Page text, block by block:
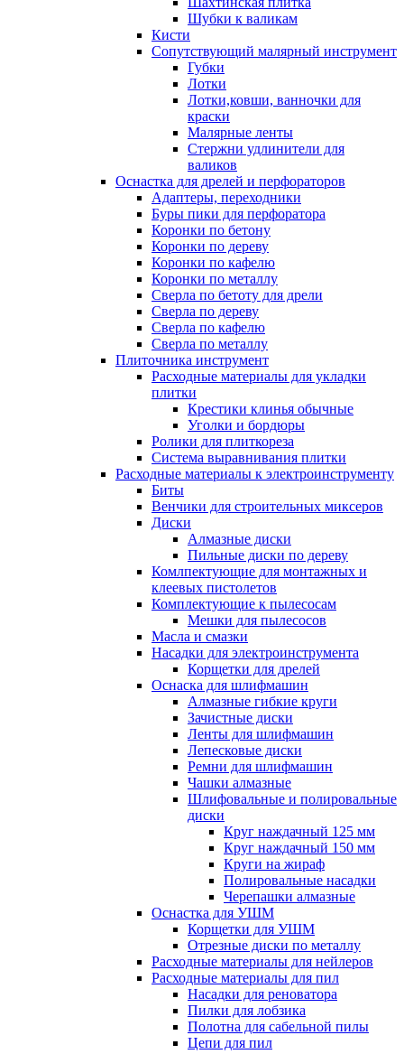
Шубки к валикам
Кисти
Сопутствующий малярный инструмент
Губки
Лотки
Лотки,ковши, ванночки для
краски
Малярные ленты
Стержни удлинители для
валиков
Оснастка для дрелей и перфораторов
Адаптеры, переходники
Буры пики для перфоратора
Коронки по бетону
Коронки по дереву
Коронки по кафелю
Коронки по металлу
Сверла по бетоту для дрели
Сверла по дереву
Сверла по кафелю
Сверла по металлу
Плиточника инструмент
Расходные материалы для укладки
плитки
Крестики клинья обычные
Уголки и бордюры
Ролики для плиткореза
Система выравнивания плитки
Расходные материалы к электроинструменту
Биты
Венчики для строительных миксеров
Диски
Алмазные диски
Пильные диски по дереву
Комлпектующие для монтажных и
клеевых пистолетов
Комплектующие к пылесосам
Мешки для пылесосов
Масла и смазки
Насадки для электроинструмента
Корщетки для дрелей
Оснаска для шлифмашин
Алмазные гибкие круги
Зачистные диски
Ленты для шлифмашин
Лепесковые диски
Ремни для шлифмашин
Чашки алмазные
Шлифовальные и полировальные
диски
Круг наждачный 125 мм
Круг наждачный 150 мм
Круги на жираф
Полировальные насадки
Черепашки алмазные
Оснастка для УШМ
Корщетки для УШМ
Отрезные диски по металлу
Расходные материалы для нейлеров
Расходные материалы для пил
Насадки для реноватора
Пилки для лобзика
Полотна для сабельной пилы
Цепи для пил